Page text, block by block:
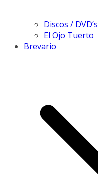
Discos / DVD’s
El Ojo Tuerto
Brevario